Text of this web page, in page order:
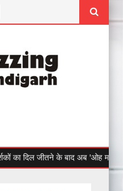
जीतने के बाद अब 'ओह माय डॉग' पहुँची